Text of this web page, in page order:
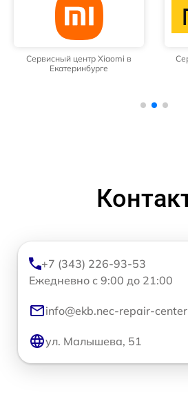
Сервисный центр Xiaomi в
Екатеринбурге
+7 (343) 226-93-53
Ежедневно с 9:00 до 21:00
info@ekb.nec-repair-
ул. Малышева, 51